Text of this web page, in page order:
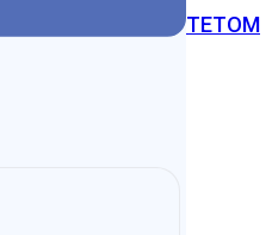
OSOBA S INVALIDITETOM